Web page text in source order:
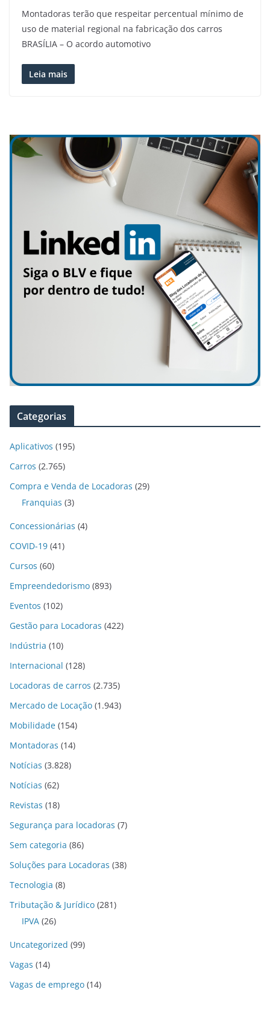
Montadoras terão que respeitar percentual mínimo de
uso de material regional na fabricação dos carros
BRASÍLIA – O acordo automotivo
Leia mais
Categorias
Aplicativos (195)
Carros (2.765)
Compra e Venda de Locadoras (29)
Franquias (3)
Concessionárias (4)
COVID-19 (41)
Cursos (60)
Empreendedorismo (893)
Eventos (102)
Gestão para Locadoras (422)
Indústria (10)
Internacional (128)
Locadoras de carros (2.735)
Mercado de Locação (1.943)
Mobilidade (154)
Montadoras (14)
Notícias (3.828)
Notícias (62)
Revistas (18)
Segurança para locadoras (7)
Sem categoria (86)
Soluções para Locadoras (38)
Tecnologia (8)
Tributação & Jurídico (281)
IPVA (26)
Uncategorized (99)
Vagas (14)
Vagas de emprego (14)